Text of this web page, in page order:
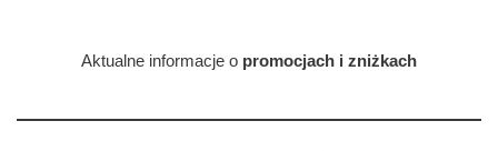
Aktualne informacje o promocjach i zniżkach